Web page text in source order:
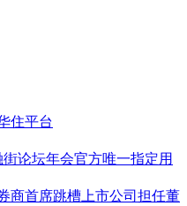
住平台
论坛年会官方唯一指定用
商首席跳槽上市公司担任董